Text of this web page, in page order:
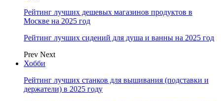
Рейтинг лучших дешевых магазинов продуктов в
Москве на 2025 год
Рейтинг лучших сидений для душа и ванны на 2025 год
Prev Next
Хобби
Рейтинг лучших станков для вышивания (подставки и
держатели) в 2025 году